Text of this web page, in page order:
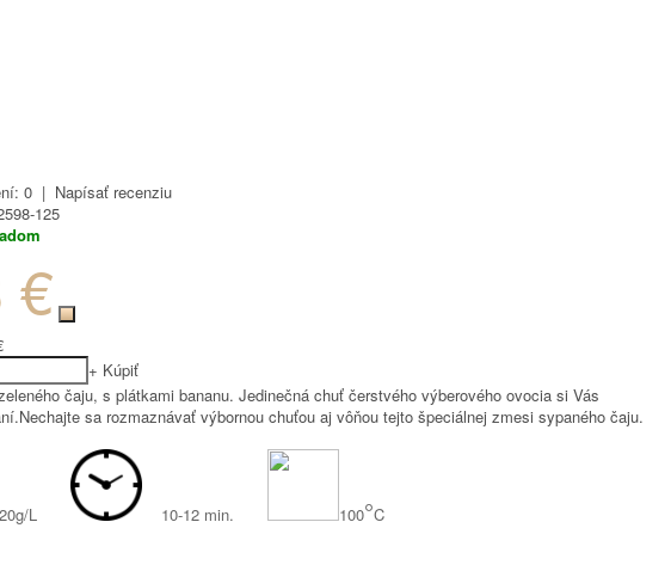
0 | Napísať recenziu
125
€
+ Kúpiť
čaju, s plátkami bananu. Jedinečná chuť čerstvého výberového ovocia si Vás
sa rozmaznávať výbornou chuťou aj vôňou tejto špeciálnej zmesi sypaného čaju.
L 10-12 min. 100°C